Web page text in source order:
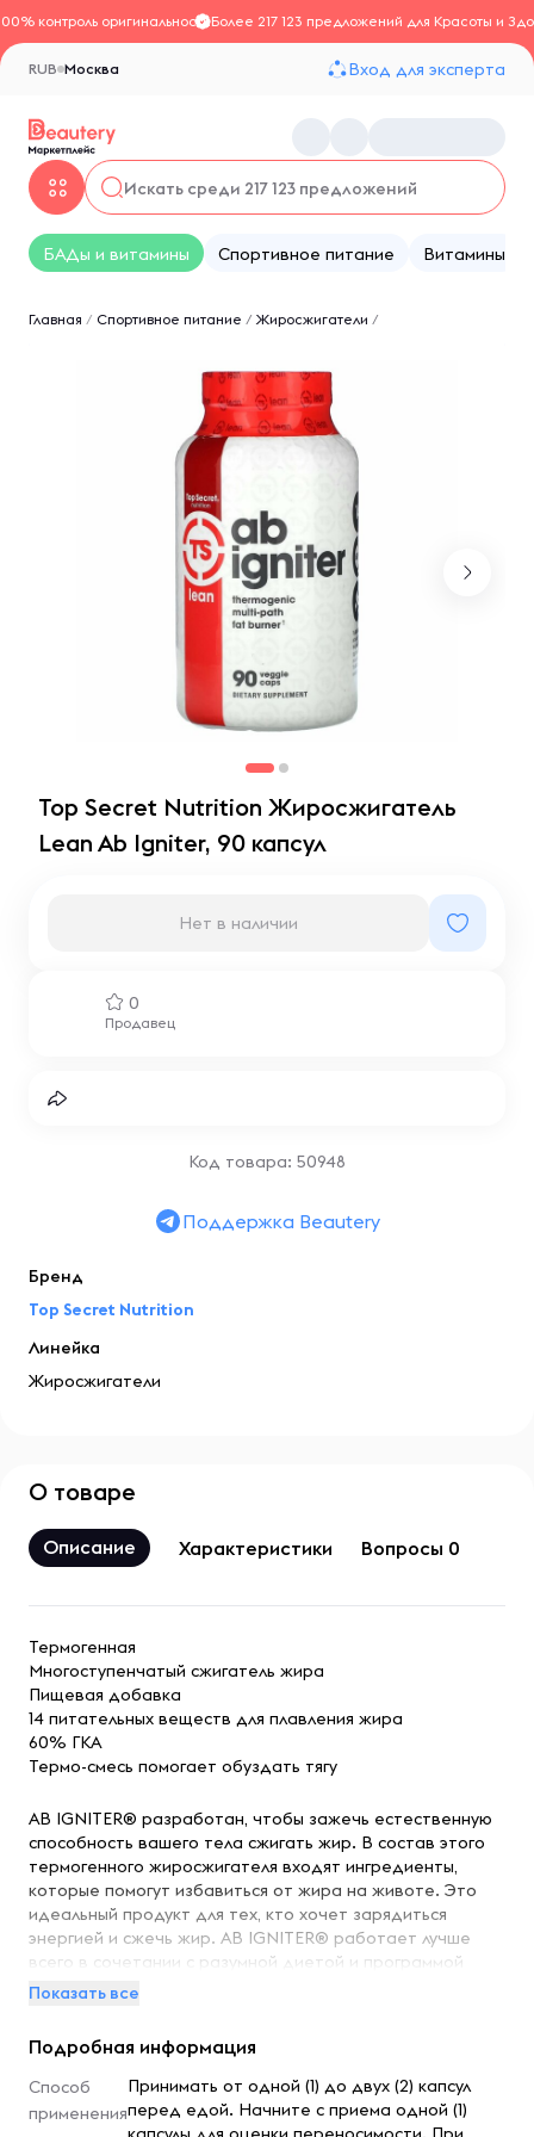
контроль оригинальностиБолее 217 123 предложений для Красоты и
Москва
RUB Вход для эксперта
БАДы и витамины Спортивное питание Витамины
Главная / Спортивное питание / Жиросжигатели /
Top Secret Nutrition Жиросжигатель
Lean Ab Igniter, 90 капсул
0
Продавец
Нет в наличии
Код товара: 50948
Поддержка Beautery
Бренд
Top Secret Nutrition
Линейка
Жиросжигатели
О товаре
Описание Характеристики Вопросы 0
Термогенная
Многоступенчатый сжигатель жира
Пищевая добавка
14 питательных веществ для плавления жира
60% ГКА
Термо-смесь помогает обуздать тягу
AB IGNITER® разработан, чтобы зажечь естественную
способность вашего тела сжигать жир. В состав этого
термогенного жиросжигателя входят ингредиенты,
которые помогут избавиться от жира на животе. Это
идеальный продукт для тех, кто хочет зарядиться
энергией и сжечь жир. AB IGNITER® работает лучше
всего в сочетании с разумной диетой и программой
тренировок.
Рекомендации по применению
Принимать от одной (1) до двух (2) капсул перед едой.
Начните с приема одной (1) капсулы для оценки
Показать все
Подробная информация
Способ
применения
Принимать от одной (1) до двух (2) капсул
перед едой. Начните с приема одной (1)